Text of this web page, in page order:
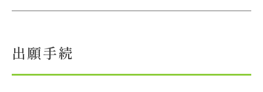
学部紹介
イベント一覧
デジタルパンフレット
出願手続